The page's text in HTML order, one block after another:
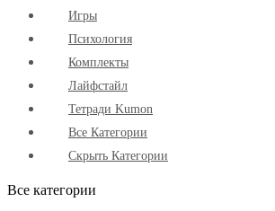
Игры
Психология
Комплекты
Лайфстайл
Тетради Kumon
Все Категории
Скрыть Категории
Все категории